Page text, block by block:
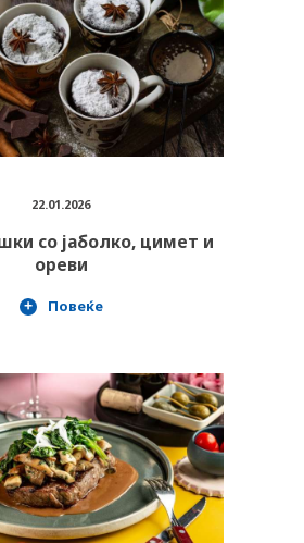
22.01.2026
со јаболко, цимет и
ореви
Повеќе